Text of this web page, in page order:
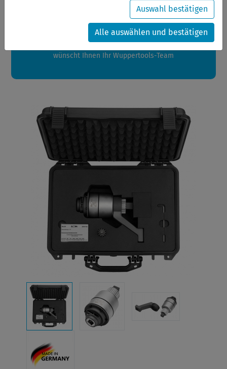
zwischen 28.07.2026 und 21.08.2026 machen auch wir
Ihre Bestellungen in diesem Zeitraum werden ab dem
24.08.2026 verschickt.
wünscht Ihnen Ihr Wuppertools-Team
Auswahl bestätigen
Alle auswählen und bestätigen